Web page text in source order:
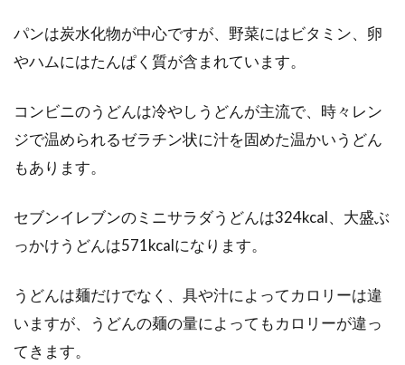
パンは炭水化物が中心ですが、野菜にはビタミン、卵
やハムにはたんぱく質が含まれています。
コンビニのうどんは冷やしうどんが主流で、時々レン
ジで温められるゼラチン状に汁を固めた温かいうどん
もあります。
セブンイレブンのミニサラダうどんは324kcal、大盛ぶ
っかけうどんは571kcalになります。
うどんは麺だけでなく、具や汁によってカロリーは違
いますが、うどんの麺の量によってもカロリーが違っ
てきます。